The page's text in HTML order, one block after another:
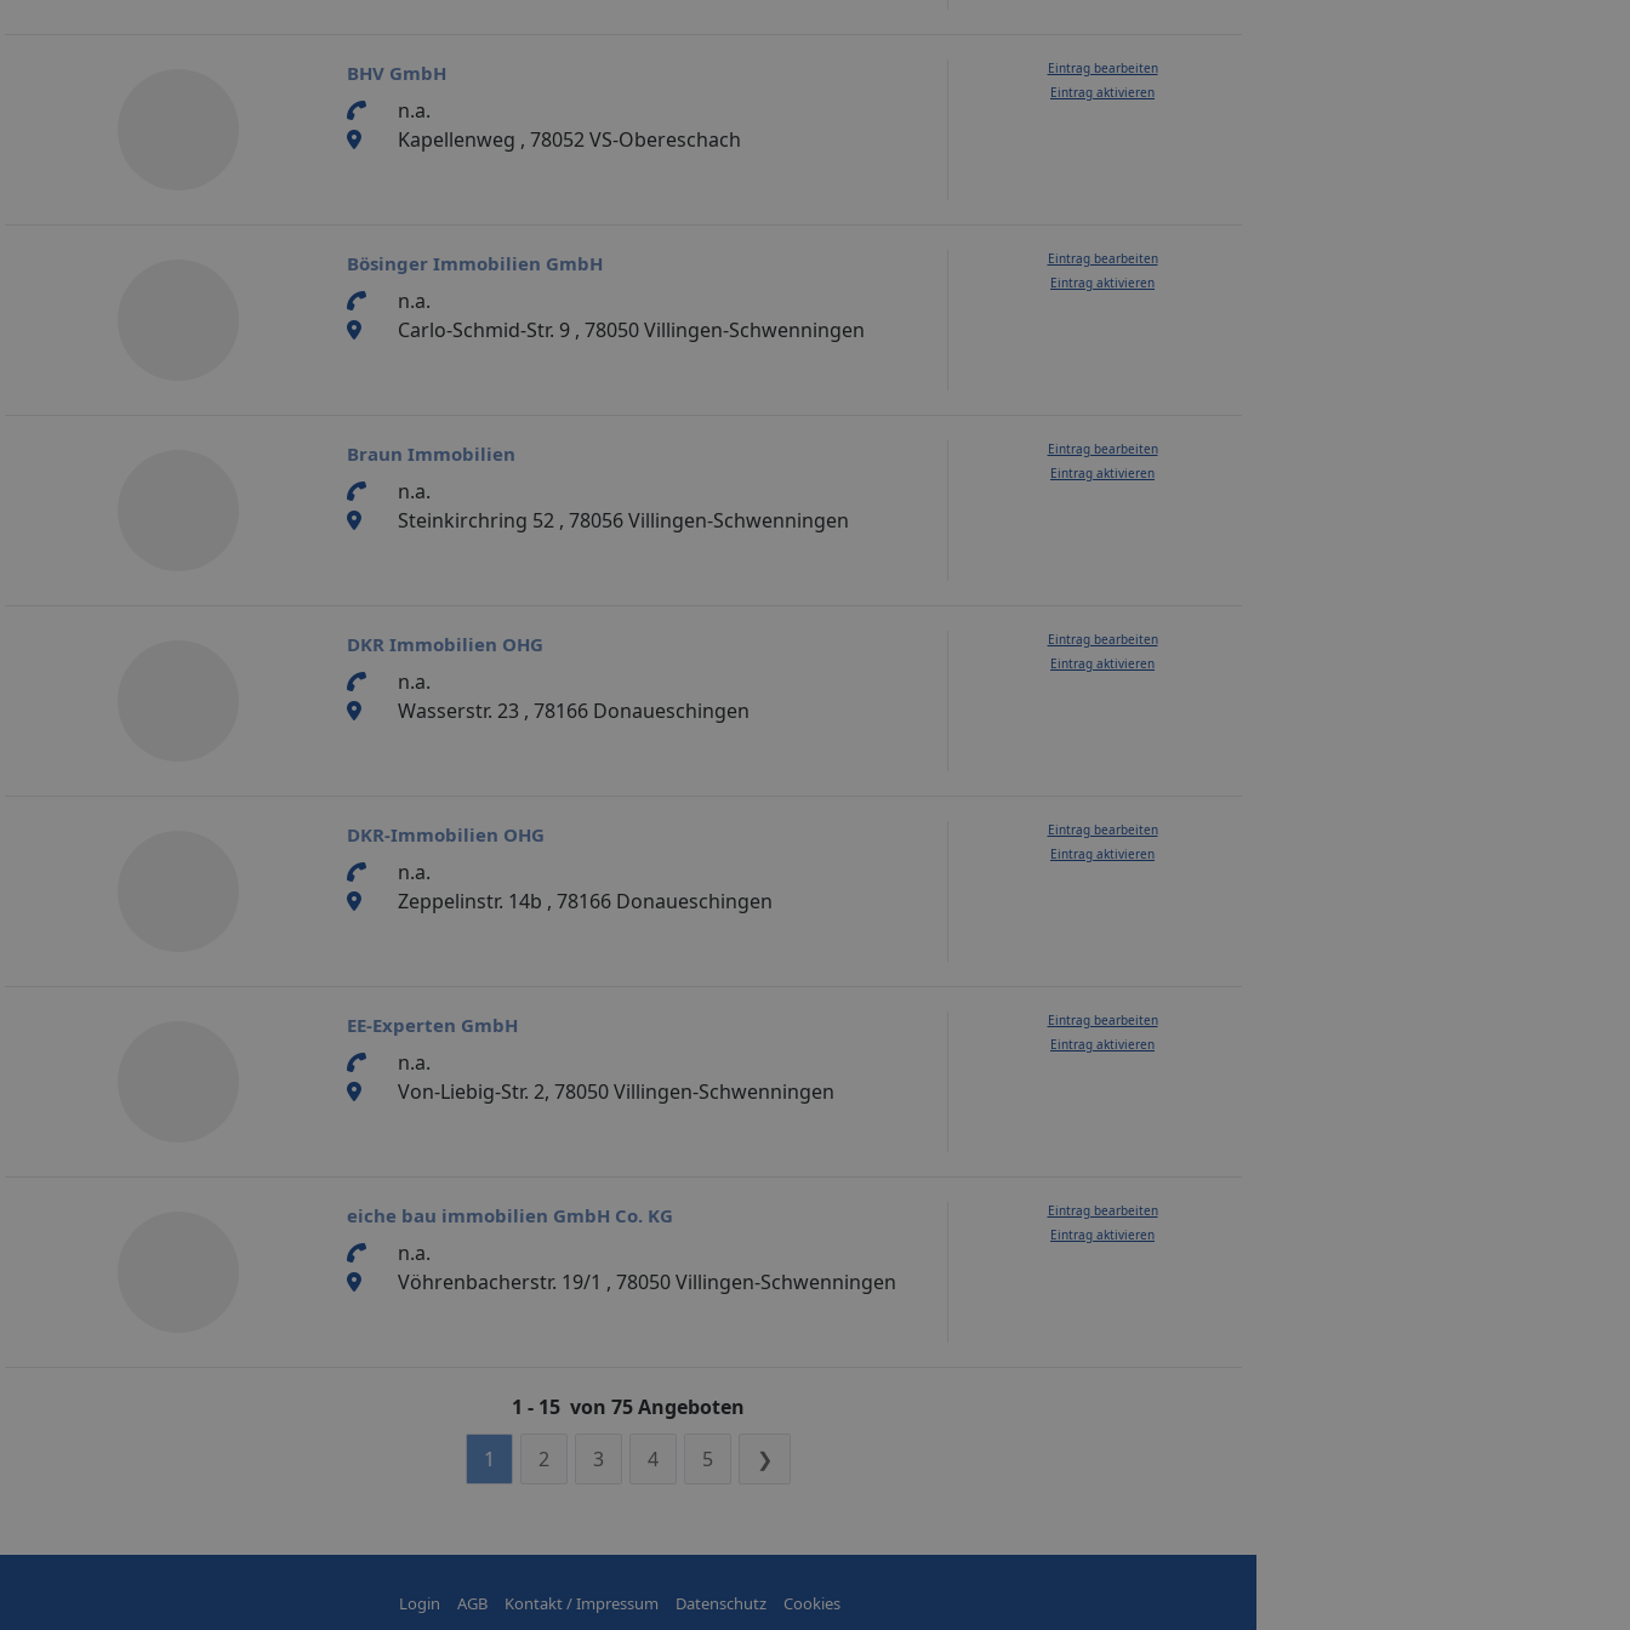
BHV GmbH
n.a.
Kapellenweg , 78052 VS-Obereschach
Eintrag bearbeiten
Eintrag aktivieren
Bösinger Immobilien GmbH
n.a.
Carlo-Schmid-Str. 9 , 78050 Villingen-Schwenningen
Eintrag bearbeiten
Eintrag aktivieren
Braun Immobilien
n.a.
Steinkirchring 52 , 78056 Villingen-Schwenningen
Eintrag bearbeiten
Eintrag aktivieren
DKR Immobilien OHG
n.a.
Wasserstr. 23 , 78166 Donaueschingen
Eintrag bearbeiten
Eintrag aktivieren
DKR-Immobilien OHG
n.a.
Zeppelinstr. 14b , 78166 Donaueschingen
Eintrag bearbeiten
Eintrag aktivieren
EE-Experten GmbH
n.a.
Von-Liebig-Str. 2, 78050 Villingen-Schwenningen
Eintrag bearbeiten
Eintrag aktivieren
eiche bau immobilien GmbH Co. KG
n.a.
Vöhrenbacherstr. 19/1 , 78050 Villingen-Schwenningen
Eintrag bearbeiten
Eintrag aktivieren
1 - 15 von 75 Angeboten
1
2 3 4 5 ❯
Login AGB Kontakt / Impressum Datenschutz Cookies